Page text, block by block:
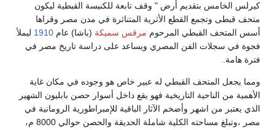
كيرلس الخامس بتقديم أرض " وقف تابعة للكنيسة القبطية ليكون
متحف قبطى وتجمع القطع الأثرية المتناثرة في مدن مصر وقراها
أسس المتحف القبطي المرحوممرقس سميكة(باشا) عام1910ليملأ
فجوة في سجلات الفن المصري ويساعد على دراسة تاريخ مصر في
فترة هامة.
ومما يجعل المتحف القبطي له عبير خاص هو وجوده في مكان غاية
الأهمية من الناحية التاريخية فهو يقع داخل أسوار حصن بابليون الشهير
الذي يعتبر من اشهر وأضخم الآثار الباقية للإمبراطورية الرومانية في
مصر ،وتبلغ مساحته الكلية شاملة الحديقة والحصن حوالي 8000 م،